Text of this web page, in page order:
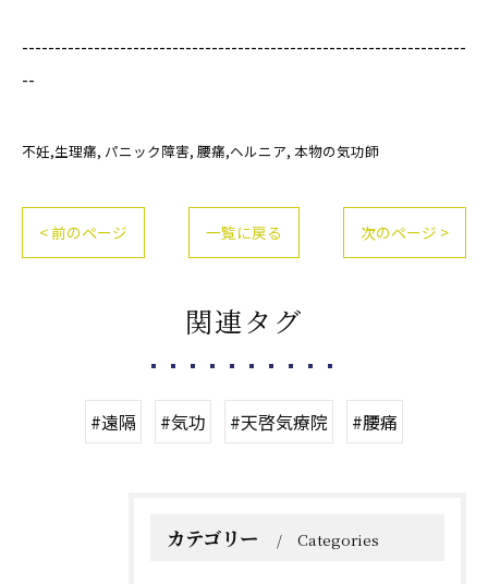
--------------------------------------------------------------------
--
不妊,生理痛 パニック障害 腰痛,ヘルニア 本物の気功師
< 前のページ 一覧に戻る 次のページ >
関連タグ
#遠隔 #気功 #天啓気療院 #腰痛
カテゴリー Categories